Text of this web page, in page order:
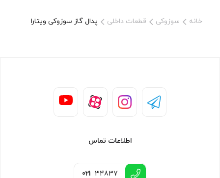
خانه سوزوکی قطعات داخلی پدال گاز سوزوکی ویتارا
اطلاعات تماس
021 34837